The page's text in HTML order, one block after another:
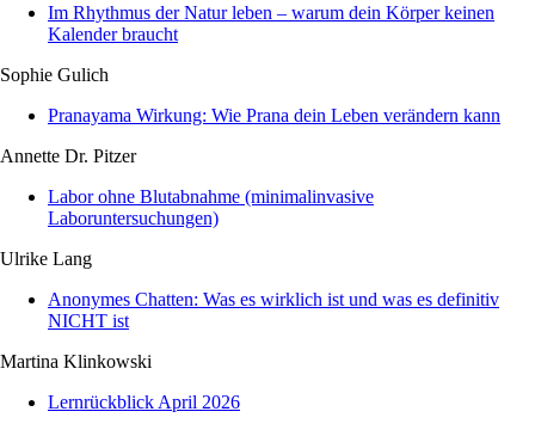
Im Rhythmus der Natur leben – warum dein Körper keinen
Kalender braucht
Sophie Gulich
Pranayama Wirkung: Wie Prana dein Leben verändern kann
Annette Dr. Pitzer
Labor ohne Blutabnahme (minimalinvasive
Laboruntersuchungen)
Ulrike Lang
Anonymes Chatten: Was es wirklich ist und was es definitiv
NICHT ist
Martina Klinkowski
Lernrückblick April 2026